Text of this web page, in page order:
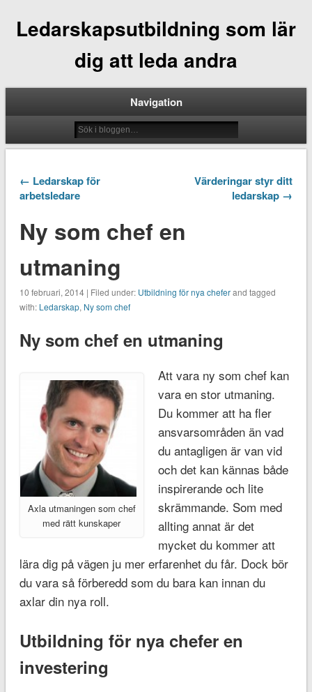
Ledarskapsutbildning som lär
dig att leda andra
Navigation
← Ledarskap för
arbetsledare
Värderingar styr ditt
ledarskap →
Ny som chef en
utmaning
10 februari, 2014 | Filed under: Utbildning för nya cheferand tagged
with: Ledarskap, Ny som chef
Ny som chef en utmaning
Axla utmaningen som chef
med rätt kunskaper
Att vara ny som chef kan
vara en stor utmaning.
Du kommer att ha fler
ansvarsområden än vad
du antagligen är van vid
och det kan kännas både
inspirerande och lite
skrämmande. Som med
allting annat är det
mycket du kommer att
lära dig på vägen ju mer erfarenhet du får. Dock bör
du vara så förberedd som du bara kan innan du
axlar din nya roll.
Utbildning för nya chefer en
investering